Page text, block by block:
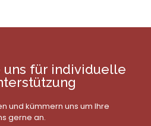
uns für individuelle
und kümmern uns um Ihre
gerne an.